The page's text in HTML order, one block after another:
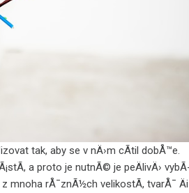
tak, aby se v nÄ›m cÃ­til dobÅ™e.
a proto je nutnÃ© je peÄlivÄ›
mnoha rÅ¯znÃ½ch velikostÃ­, tvarÅ¯ Äi